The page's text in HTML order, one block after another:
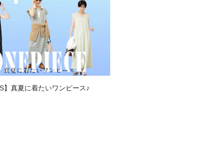
お気に入り登録】がオススメで
ール情報が通知されるようにな
んが、追加購入の際などは色味
】真夏に着たいワンピース♪